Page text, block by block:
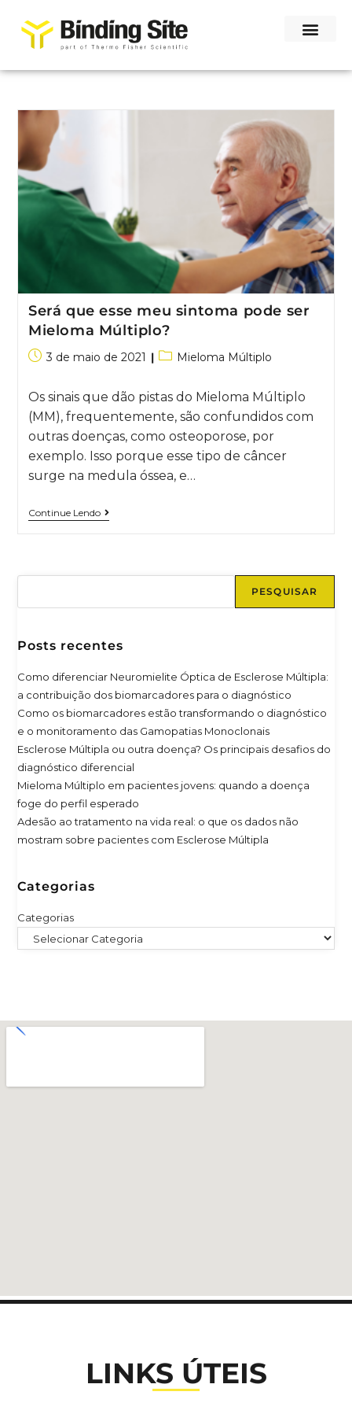
Será que esse meu sintoma pode ser
Mieloma Múltiplo?
3 de maio de 2021 Mieloma Múltiplo
Os sinais que dão pistas do Mieloma Múltiplo
(MM), frequentemente, são confundidos com
outras doenças, como osteoporose, por
exemplo. Isso porque esse tipo de câncer
surge na medula óssea, e…
Continue Lendo
PESQUISAR
Posts recentes
Como diferenciar Neuromielite Óptica de Esclerose Múltipla:
a contribuição dos biomarcadores para o diagnóstico
Como os biomarcadores estão transformando o diagnóstico
e o monitoramento das Gamopatias Monoclonais
Esclerose Múltipla ou outra doença? Os principais desafios do
diagnóstico diferencial
Mieloma Múltiplo em pacientes jovens: quando a doença
foge do perfil esperado
Adesão ao tratamento na vida real: o que os dados não
mostram sobre pacientes com Esclerose Múltipla
Categorias
Categorias
LINKS ÚTEIS